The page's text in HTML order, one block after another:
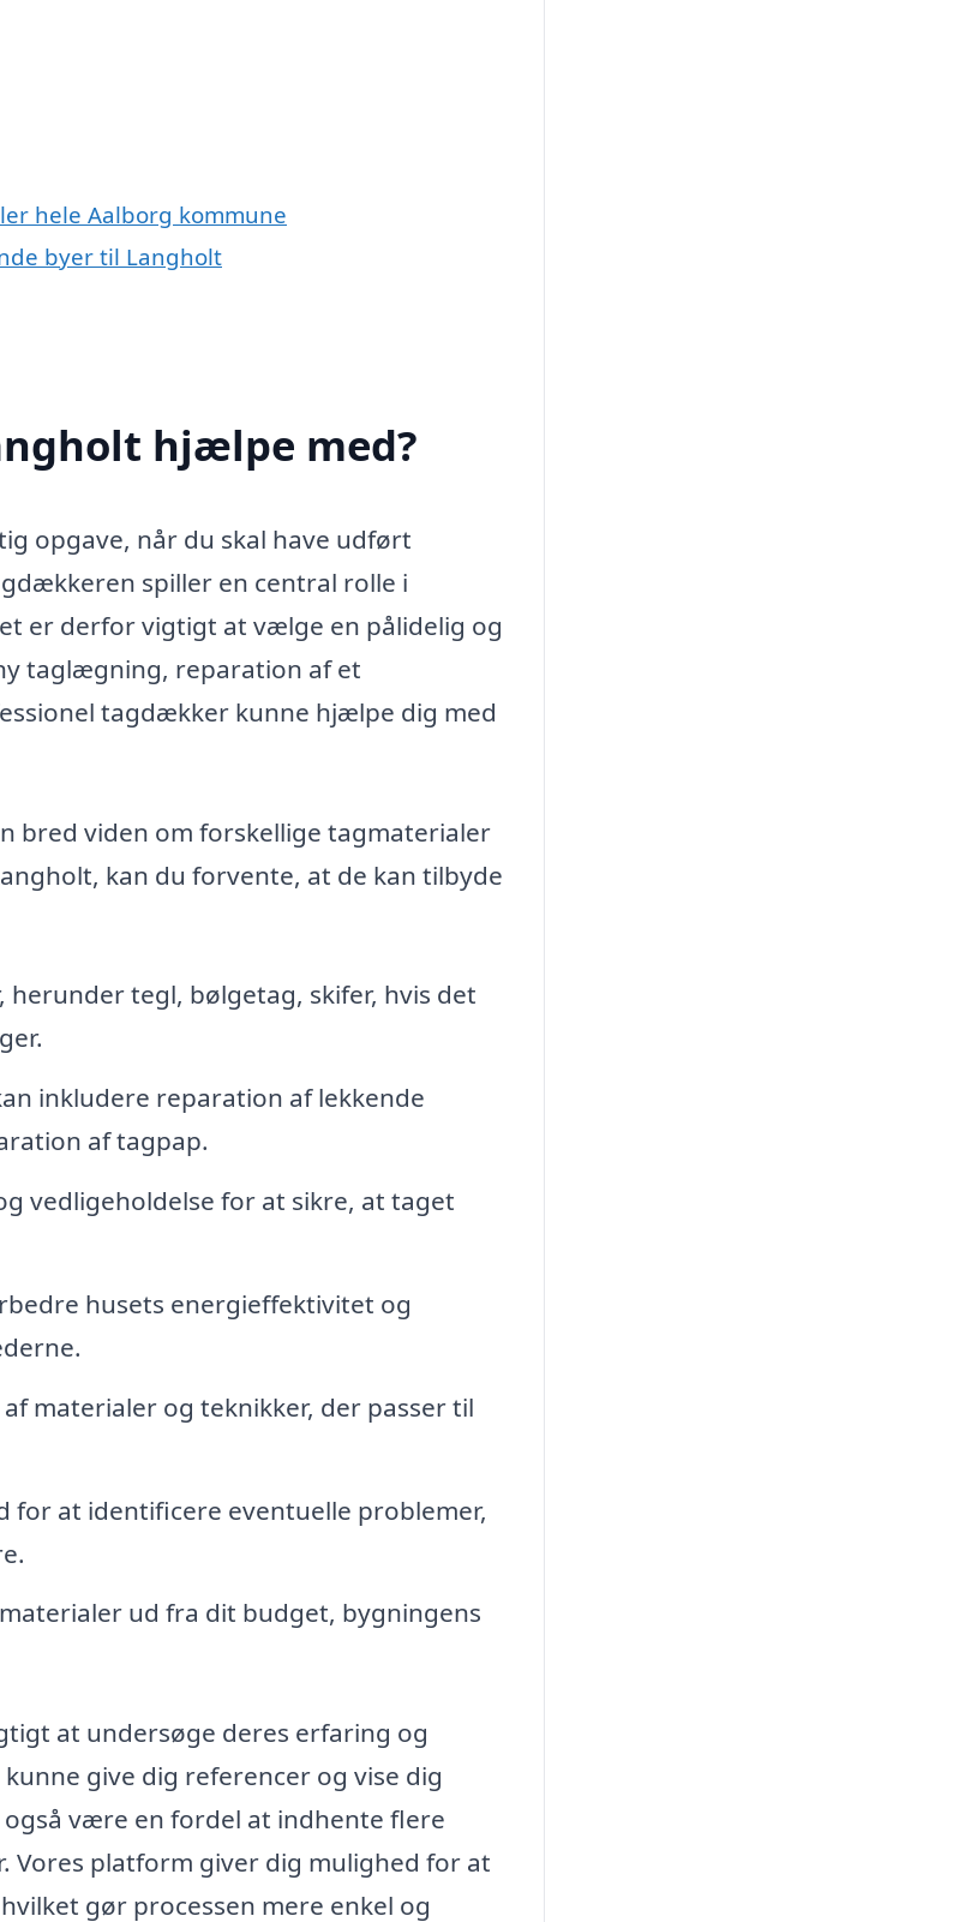
hele Aalborg kommune
byer til Langholt
hjælpe med?
opgave, når du skal have udført
spiller en central rolle i
er derfor vigtigt at vælge en pålidelig og
taglægning, reparation af et
tagdækker kunne hjælpe dig med
bred viden om forskellige tagmaterialer
kan du forvente, at de kan tilbyde
tegl, bølgetag, skifer, hvis det
inkludere reparation af lekkende
af tagpap.
vedligeholdelse for at sikre, at taget
husets energieffektivitet og
materialer og teknikker, der passer til
for at identificere eventuelle problemer,
ud fra dit budget, bygningens
at undersøge deres erfaring og
give dig referencer og vise dig
være en fordel at indhente flere
Vores platform giver dig mulighed for at
gør processen mere enkel og